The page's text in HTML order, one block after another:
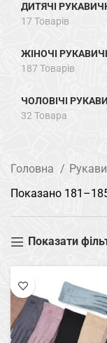
ДИТЯЧІ
17 Товарів
ЖІНОЧІ
187 Товарів
ЧОЛОВІЧІ
32 Товара
Головна
Показано
Показати